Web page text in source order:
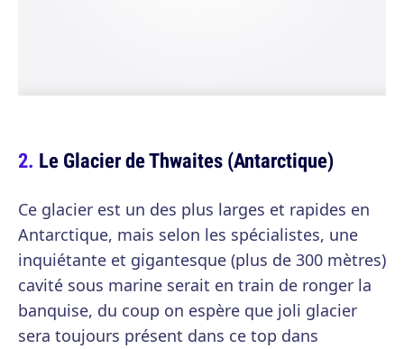
Le Glacier de Thwaites (Antarctique)
Ce glacier est un des plus larges et rapides en
Antarctique, mais selon les spécialistes, une
inquiétante et gigantesque (plus de 300 mètres)
cavité sous marine serait en train de ronger la
banquise, du coup on espère que joli glacier
sera toujours présent dans ce top dans